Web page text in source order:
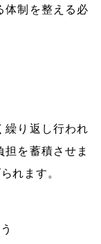
体制を整える必
繰り返し行われ
を蓄積させま
れます。